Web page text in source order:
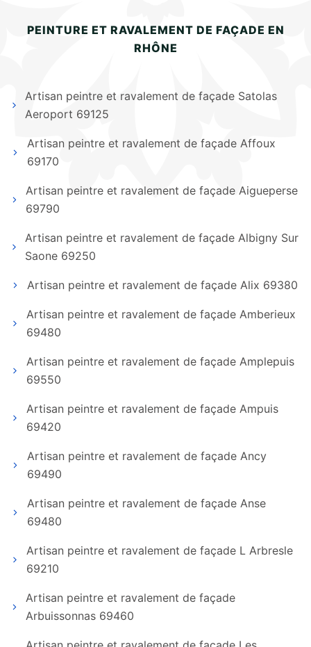
PEINTURE ET RAVALEMENT DE FAÇADE EN
RHÔNE
Artisan peintre et ravalement de façade Satolas
Aeroport 69125
Artisan peintre et ravalement de façade Affoux
69170
Artisan peintre et ravalement de façade Aigueperse
69790
Artisan peintre et ravalement de façade Albigny Sur
Saone 69250
Artisan peintre et ravalement de façade Alix 69380
Artisan peintre et ravalement de façade Amberieux
69480
Artisan peintre et ravalement de façade Amplepuis
69550
Artisan peintre et ravalement de façade Ampuis
69420
Artisan peintre et ravalement de façade Ancy
69490
Artisan peintre et ravalement de façade Anse
69480
Artisan peintre et ravalement de façade L Arbresle
69210
Artisan peintre et ravalement de façade
Arbuissonnas 69460